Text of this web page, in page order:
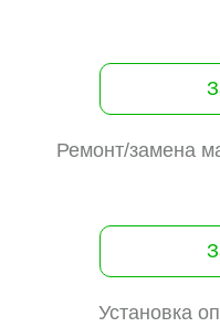
Ремонт/замена
Установка